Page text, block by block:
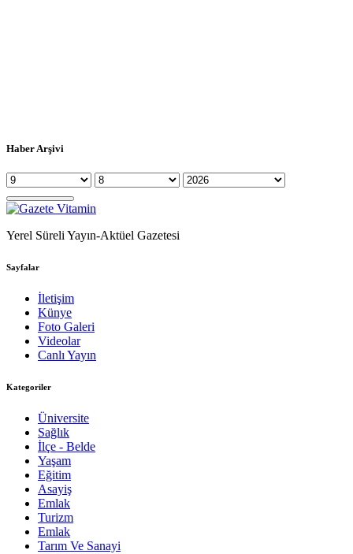
Haber Arşivi
Yerel Süreli Yayın-Aktüel Gazetesi
Sayfalar
İletişim
Künye
Foto Galeri
Videolar
Canlı Yayın
Kategoriler
Üniversite
Sağlık
İlçe - Belde
Yaşam
Eğitim
Asayiş
Emlak
Turizm
Emlak
Tarım Ve Sanayi